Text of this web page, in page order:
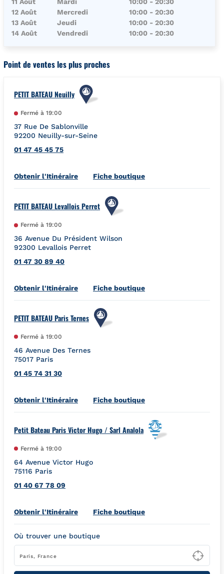
12 Août
Mercredi 10:00 - 20:30
13 Août
Jeudi 10:00 - 20:30
14 Août
Vendredi 10:00 - 20:30
Point de ventes les plus proches
PETIT BATEAU Neuilly
Fermé à 19:00
37 Rue De Sablonville
92200 Neuilly-sur-Seine
01 47 45 45 75
Obtenir l'ItinéraireLink Opens in New Tab
Fiche boutique
PETIT BATEAU Levallois Perret
Fermé à 19:00
36 Avenue Du Président Wilson
92300 Levallois Perret
01 47 30 89 40
Obtenir l'ItinéraireLink Opens in New Tab
Fiche boutique
PETIT BATEAU Paris Ternes
Fermé à 19:00
46 Avenue Des Ternes
75017 Paris
01 45 74 31 30
Obtenir l'ItinéraireLink Opens in New Tab
Fiche boutique
Petit Bateau Paris Victor Hugo / Sarl Analola
Fermé à 19:00
64 Avenue Victor Hugo
75116 Paris
01 40 67 78 09
Obtenir l'ItinéraireLink Opens in New Tab
Fiche boutique
Où trouver une boutique